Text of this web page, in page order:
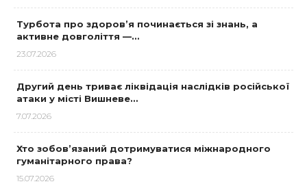
Турбота про здоров’я починається зі знань, а
активне довголіття —…
23.07.2026
Другий день триває ліквідація наслідків російської
атаки у місті Вишневе…
7.07.2026
Хто зобов’язаний дотримуватися міжнародного
гуманітарного права?
15.07.2026